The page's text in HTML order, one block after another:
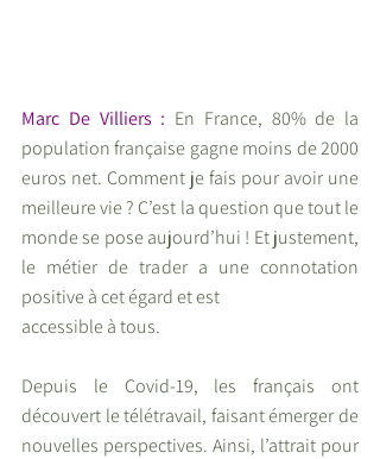
Marc De Villiers : En France, 80% de la
population française gagne moins de 2000
euros net. Comment je fais pour avoir une
meilleure vie ? C’est la question que tout le
monde se pose aujourd’hui ! Et justement,
le métier de trader a une connotation
positive à cet égard et est
accessible à tous.
Depuis le Covid-19, les français ont
découvert le télétravail, faisant émerger de
nouvelles perspectives. Ainsi, l’attrait pour